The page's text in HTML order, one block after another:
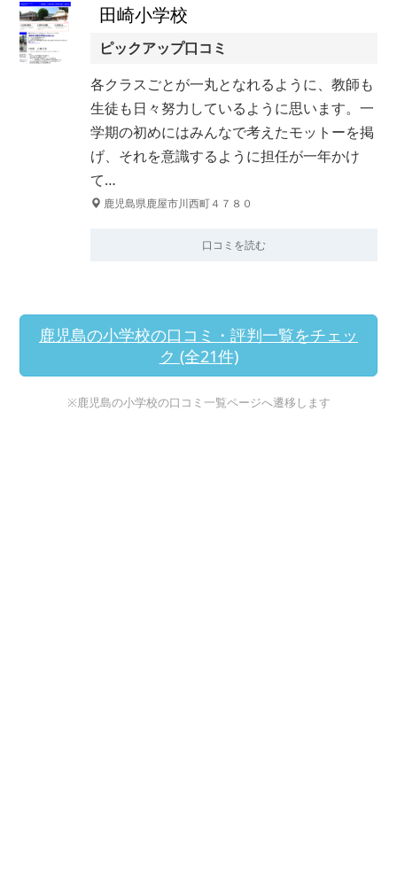
田崎小学校
ピックアップ口コミ
各クラスごとが一丸となれるように、教師も
生徒も日々努力しているように思います。一
学期の初めにはみんなで考えたモットーを掲
げ、それを意識するように担任が一年かけ
て…
鹿児島県鹿屋市川西町４７８０
口コミを読む
鹿児島の小学校の口コミ・評判一覧をチェッ
ク (全21件)
※鹿児島の小学校の口コミ一覧ページへ遷移します